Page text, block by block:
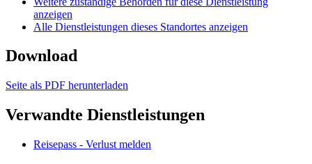
anzeigen
Alle Dienstleistungen dieses Standortes anzeigen
Download
Seite als PDF herunterladen
Verwandte Dienstleistungen
Reisepass - Verlust melden